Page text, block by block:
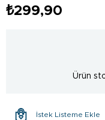
₺299,90
Ürün
İstek Listeme Ekle